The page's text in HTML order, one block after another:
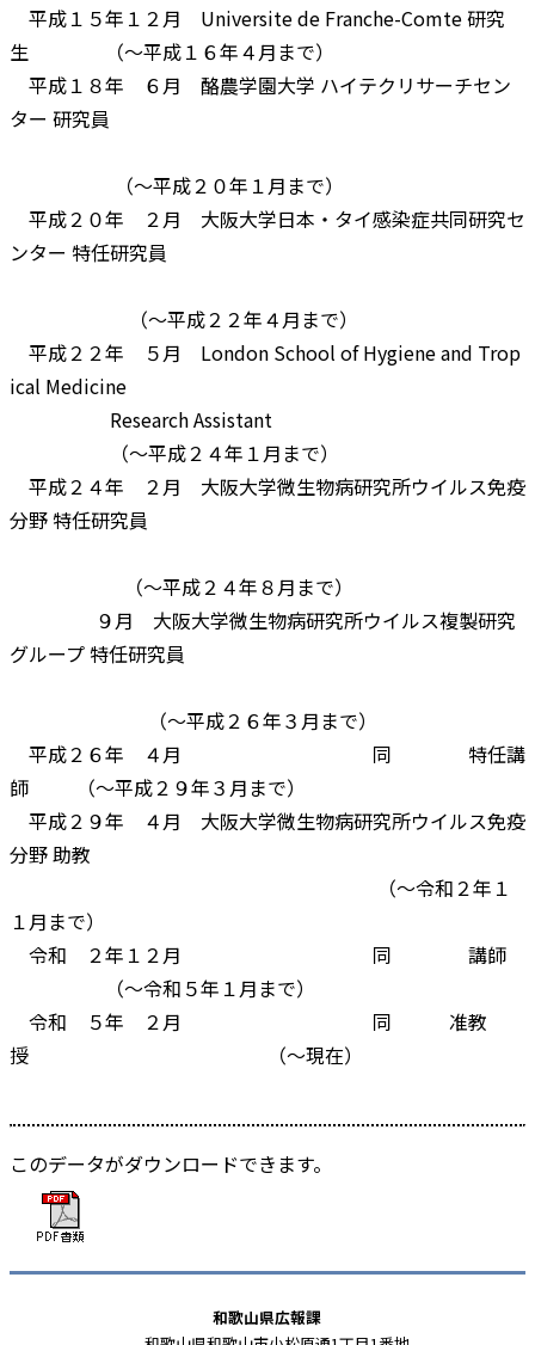
平成１５年１２月 Universite de Franche-Comte 研究
生 （～平成１６年４月まで）
平成１８年 ６月 酪農学園大学 ハイテクリサーチセン
ター 研究員
（～平成２０年１月まで）
平成２０年 ２月 大阪大学日本・タイ感染症共同研究セ
ンター 特任研究員
（～平成２２年４月まで）
平成２２年 ５月 London School of Hygiene and Trop
ical Medicine
Research Assistant
（～平成２４年１月まで）
平成２４年 ２月 大阪大学微生物病研究所ウイルス免疫
分野 特任研究員
（～平成２４年８月まで）
９月 大阪大学微生物病研究所ウイルス複製研究
グループ 特任研究員
（～平成２６年３月まで）
平成２６年 ４月 同 特任講
師 （～平成２９年３月まで）
平成２９年 ４月 大阪大学微生物病研究所ウイルス免疫
分野 助教
（～令和２年１
１月まで）
令和 ２年１２月 同 講師
（～令和５年１月まで）
令和 ５年 ２月 同 准教
授 （～現在）
このデータがダウンロードできます。
和歌山県広報課